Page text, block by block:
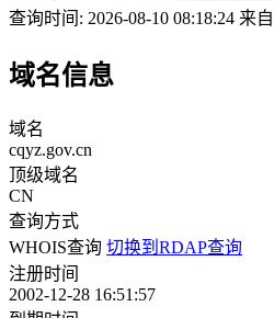
查询时间: 2026-08-10 08:18:24 来
域名信息
域名
cqyz.gov.cn
顶级域名
CN
查询方式
WHOIS查询 切换到RDAP查询
注册时间
2002-12-28 16:51:57